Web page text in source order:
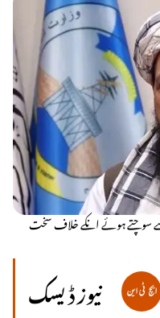
سوچتے ہوئے انکے خلاف سخت
نیوز ڈیسک